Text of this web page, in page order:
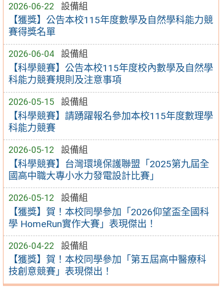
2026-06-22 設備組
【獲獎】公告本校115年度數學及自然學科能力競
賽得獎名單
2026-06-04 設備組
【科學競賽】公告本校115年度校內數學及自然學
科能力競賽規則及注意事項
2026-05-15 設備組
【科學競賽】請踴躍報名參加本校115年度數理學
科能力競賽
2026-05-12 設備組
【科學競賽】台灣環境保護聯盟「2025第九屆全
國高中職大專小水力發電設計比賽」
2026-05-12 設備組
【獲獎】賀！本校同學參加「2026仰望盃全國科
學 HomeRun實作大賽」表現傑出！
2026-04-22 設備組
【獲獎】賀！本校同學參加「第五屆高中醫療科
技創意競賽」表現傑出！